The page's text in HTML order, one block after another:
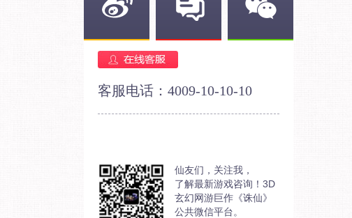
客服电话：4009-10-10-10
仙友们，关注我，
了解最新游戏咨询！3D
玄幻网游巨作《诛仙》
公共微信平台。